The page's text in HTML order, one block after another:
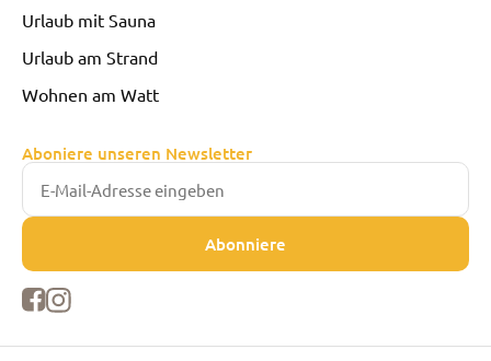
Urlaub mit Sauna
Urlaub am Strand
Wohnen am Watt
Aboniere unseren Newsletter